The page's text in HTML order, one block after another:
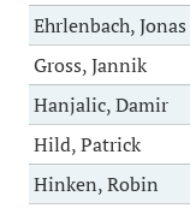
Ehrlenbach, Jonas
Gross, Jannik
Hanjalic, Damir
Hild, Patrick
Hinken, Robin